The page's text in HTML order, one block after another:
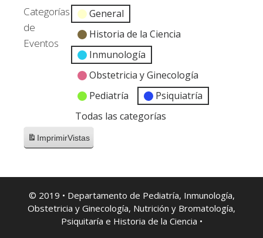
Categorías
de
Eventos
General
Historia de la Ciencia
Inmunología
Obstetricia y Ginecología
Pediatría
Psiquiatría
Todas las categorías
ImprimirVistas
© 2019 • Departamento de Pediatría, Inmunología,
Obstetricia y Ginecología, Nutrición y Bromatología,
Psiquitaría e Historia de la Ciencia •